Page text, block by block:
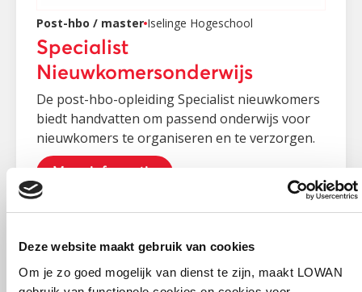
Deze website maakt gebruik van cookies
Om je zo goed mogelijk van dienst te zijn, maakt LOWAN
Post-hbo / master Iselinge Hogeschool
Specialist
Nieuwkomersonderwijs
De post-hbo-opleiding Specialist nieuwkomers
biedt handvatten om passend onderwijs voor
nieuwkomers te organiseren en te verzorgen.
Meer informatie